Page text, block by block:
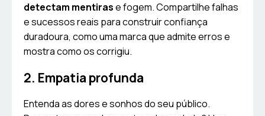
detectam mentirase fogem. Compartilhe falhas
e sucessos reais para construir confiança
duradoura, como uma marca que admite erros e
mostra como os corrigiu.
2. Empatia profunda
Entenda as dores e sonhos do seu público.